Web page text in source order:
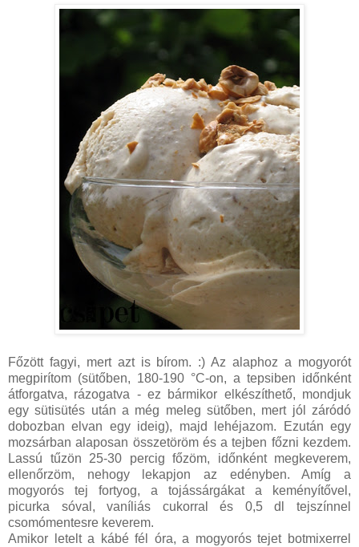
Főzött fagyi, mert azt is bírom. :) Az alaphoz a mogyorót
megpirítom (sütőben, 180-190 °C-on, a tepsiben időnként
átforgatva, rázogatva - ez bármikor elkészíthető, mondjuk
egy sütisütés után a még meleg sütőben, mert jól záródó
dobozban elvan egy ideig), majd lehéjazom. Ezután egy
mozsárban alaposan összetöröm és a tejben főzni kezdem.
Lassú tűzön 25-30 percig főzöm, időnként megkeverem,
ellenőrzöm, nehogy lekapjon az edényben. Amíg a
mogyorós tej fortyog, a tojássárgákat a keményítővel,
picurka sóval, vaníliás cukorral és 0,5 dl tejszínnel
csomómentesre keverem.
Amikor letelt a kábé fél óra, a mogyorós tejet botmixerrel